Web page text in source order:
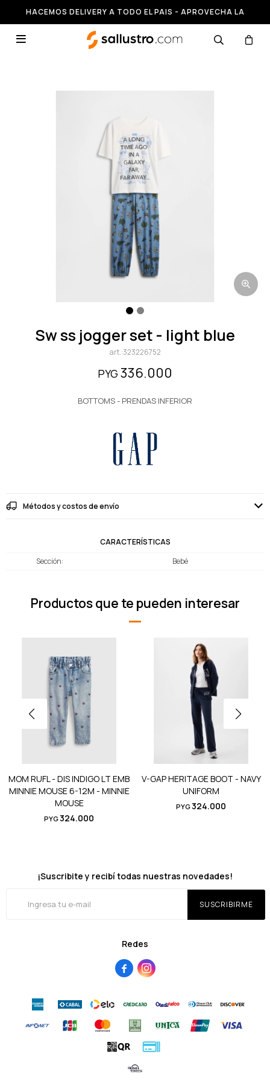
HACEMOS DELIVERY A TODO EL PAIS - APROVECHA LA
RUNNING HASTA 50% OFF

sw ss jogger set - light blue
323226752
PYG 336.000
BOTTOMS - PRENDAS INFERIOR
Métodos y costos de envío
CARACTERÍSTICAS
Sección
Bebé
Productos que te pueden interesar
MOM RUFL - DIS INDIGO LT EMB
MINNIE MOUSE 6-12M - MINNIE
MOUSE
PYG324.000
V-GAP HERITAGE BOOT - NAVY
UNIFORM
PYG324.000
Redes
 
¡Suscribite y recibí todas nuestras novedades!
SUSCRIBIRME